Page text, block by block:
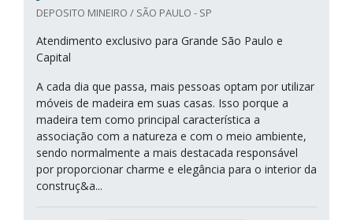
DEPOSITO MINEIRO / SÃO PAULO - SP
Atendimento exclusivo para Grande São Paulo e
Capital
A cada dia que passa, mais pessoas optam por utilizar
móveis de madeira em suas casas. Isso porque a
madeira tem como principal característica a
associação com a natureza e com o meio ambiente,
sendo normalmente a mais destacada responsável
por proporcionar charme e elegância para o interior da
construç&a...